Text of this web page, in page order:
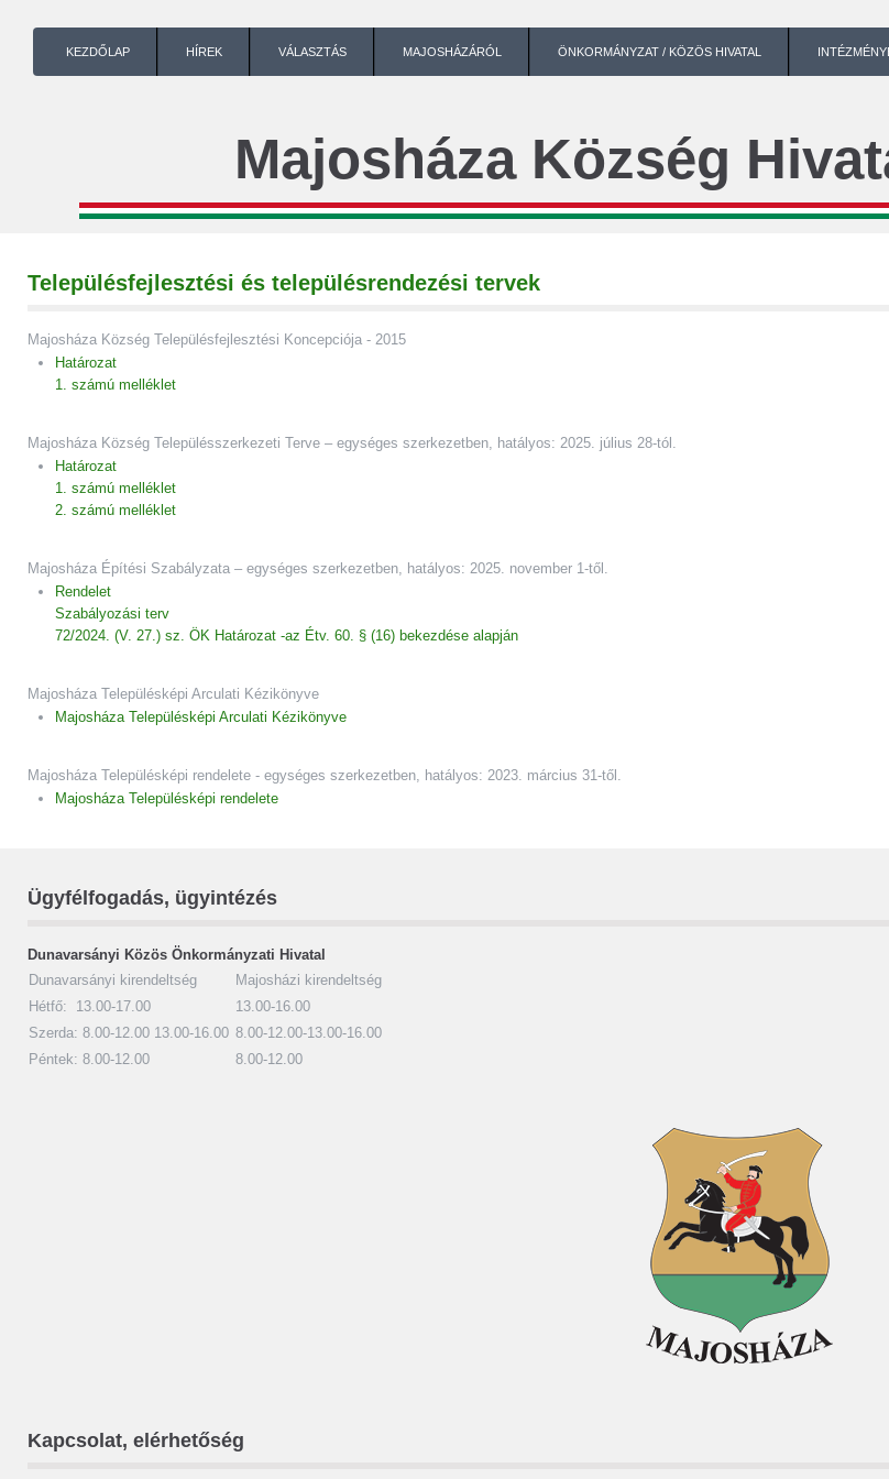
KEZDŐLAP HÍREK VÁLASZTÁS MAJOSHÁZÁRÓL ÖNKORMÁNYZAT / KÖZÖS HIVATAL
Majosháza Község
Településfejlesztési és településrendezési tervek
Majosháza Község Településfejlesztési Koncepciója - 2015
Határozat
1. számú melléklet
Majosháza Község Településszerkezeti Terve – egységes szerkezetben, hatályos: 2025. július 28-tól.
Határozat
1. számú melléklet
2. számú melléklet
Majosháza Építési Szabályzata – egységes szerkezetben, hatályos: 2025. november 1-től.
Rendelet
Szabályozási terv
72/2024. (V. 27.) sz. ÖK Határozat -az Étv. 60. § (16) bekezdése alapján
Majosháza Településképi Arculati Kézikönyve
Majosháza Településképi Arculati Kézikönyve
Majosháza Településképi rendelete - egységes szerkezetben, hatályos: 2023. március 31-től.
Majosháza Településképi rendelete
Ügyfélfogadás, ügyintézés
Dunavarsányi Közös Önkormányzati Hivatal
Dunavarsányi kirendeltség
Majosházi kirendeltség
Hétfő: 13.00-17.00
13.00-16.00
Szerda: 8.00-12.00 13.00-16.00 8.00-12.00-13.00-16.00
Péntek: 8.00-12.00
8.00-12.00
Kapcsolat, elérhetőség